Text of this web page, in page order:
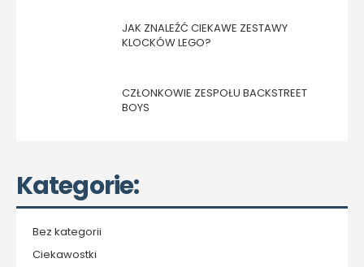
JAK ZNALEŹĆ CIEKAWE ZESTAWY
KLOCKÓW LEGO?
CZŁONKOWIE ZESPOŁU BACKSTREET
BOYS
Kategorie:
Bez kategorii
Ciekawostki